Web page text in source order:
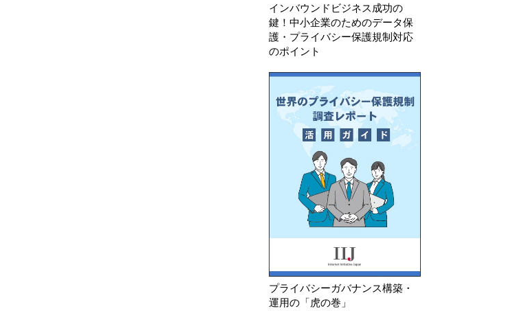
インバウンドビジネス成功の
鍵！中小企業のためのデータ保
護・プライバシー保護規制対応
のポイント
プライバシーガバナンス構築・
運用の「虎の巻」